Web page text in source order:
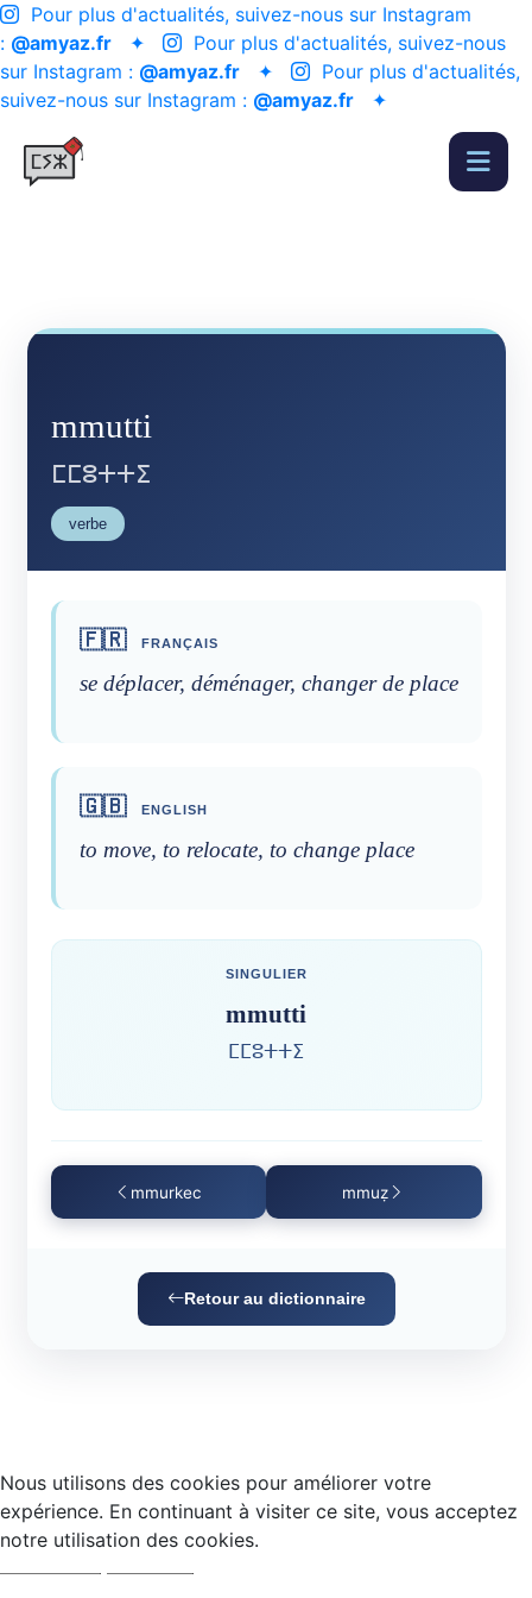
Pour plus d'actualités, suivez-nous sur Instagram
: @amyaz.fr ✦
Pour plus d'actualités, suivez-nous
sur Instagram : @amyaz.fr ✦
Pour plus d'actualités,
suivez-nous sur Instagram : @amyaz.fr ✦
mmutti
ⵎⵎⵓⵜⵜⵉ
verbe
🇫🇷 FRANÇAIS
se déplacer, déménager, changer de place
🇬🇧 ENGLISH
to move, to relocate, to change place
SINGULIER
mmutti
ⵎⵎⵓⵜⵜⵉ
mmurkec mmuẓ
Retour au dictionnaire
Nous utilisons des cookies pour améliorer votre
expérience. En continuant à visiter ce site, vous acceptez
notre utilisation des cookies.